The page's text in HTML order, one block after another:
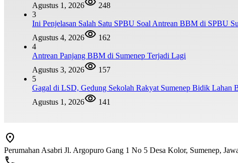
Agustus 1, 2026
248
3
Ini Penjelasan Salah Satu SPBU Soal Antrean BBM di SPBU
Agustus 4, 2026
162
4
Antrean Panjang BBM di Sumenep Terjadi Lagi
Agustus 3, 2026
157
5
Gagal di LSD, Gedung Sekolah Rakyat Sumenep Bidik Lahan
Agustus 1, 2026
141
Perumahan Asabri Jl. Argopuro Gang 1 No 5 Desa Kolor, Sumenep,